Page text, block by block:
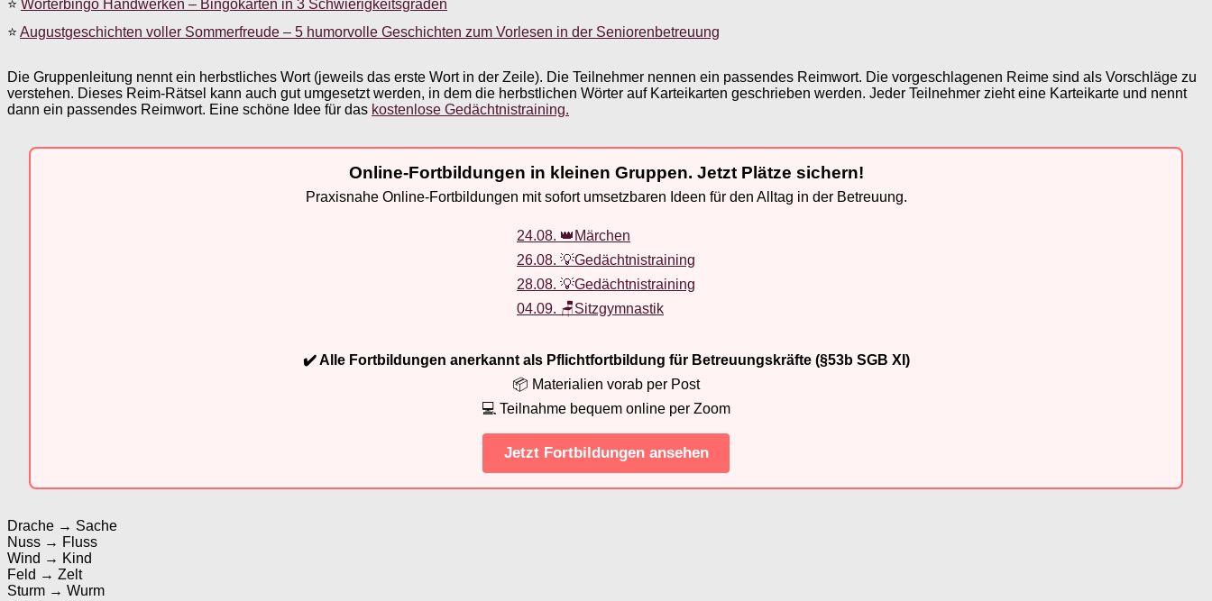
⭐ Wörterbingo Handwerken – Bingokarten in 3 Schwierigkeitsgraden
⭐ Augustgeschichten voller Sommerfreude – 5 humorvolle Geschichten zum Vorlesen in der Seniorenbetreuung
Die Gruppenleitung nennt ein herbstliches Wort (jeweils das erste Wort in der Zeile). Die Teilnehmer nennen ein passendes Reimwort. Die vorgeschlagenen Reime sind als Vorschläge zu
verstehen. Dieses Reim-Rätsel kann auch gut umgesetzt werden, in dem die herbstlichen Wörter auf Karteikarten geschrieben werden. Jeder Teilnehmer zieht eine Karteikarte und nennt
dann ein passendes Reimwort. Eine schöne Idee für das kostenlose Gedächtnistraining.
Online-Fortbildungen in kleinen Gruppen. Jetzt Plätze sichern!
Praxisnahe Online-Fortbildungen mit sofort umsetzbaren Ideen für den Alltag in der Betreuung.
24.08. 👑Märchen
26.08. 💡Gedächtnistraining
28.08. 💡Gedächtnistraining
04.09. 🪑Sitzgymnastik
✔️ Alle Fortbildungen anerkannt als Pflichtfortbildung für Betreuungskräfte (§53b SGB XI)
📦 Materialien vorab per Post
💻 Teilnahme bequem online per Zoom
Jetzt Fortbildungen ansehen
Drache → Sache
Nuss → Fluss
Wind → Kind
Feld → Zelt
Sturm → Wurm